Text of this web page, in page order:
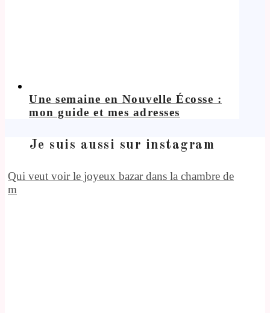
Une semaine en Nouvelle Écosse :
mon guide et mes adresses
Je suis aussi sur instagram
Qui veut voir le joyeux bazar dans la chambre de
m